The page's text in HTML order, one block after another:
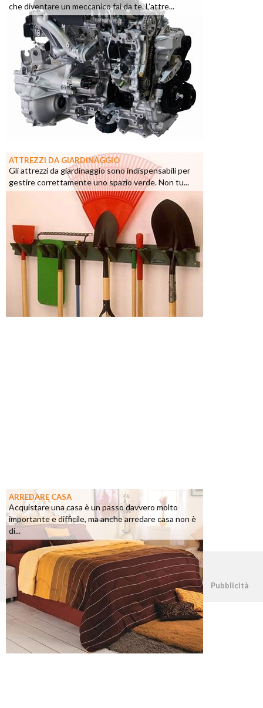
che diventare un meccanico fai da te. L’attre...
ATTREZZI DA GIARDINAGGIO
Gli attrezzi da giardinaggio sono indispensabili per
gestire correttamente uno spazio verde. Non tu...
ARREDARE CASA
Acquistare una casa è un passo davvero molto
importante e difficile, ma anche arredare casa non è
di...
©2026 - casapratica.net - p.iva 03338800984 Pubblicità